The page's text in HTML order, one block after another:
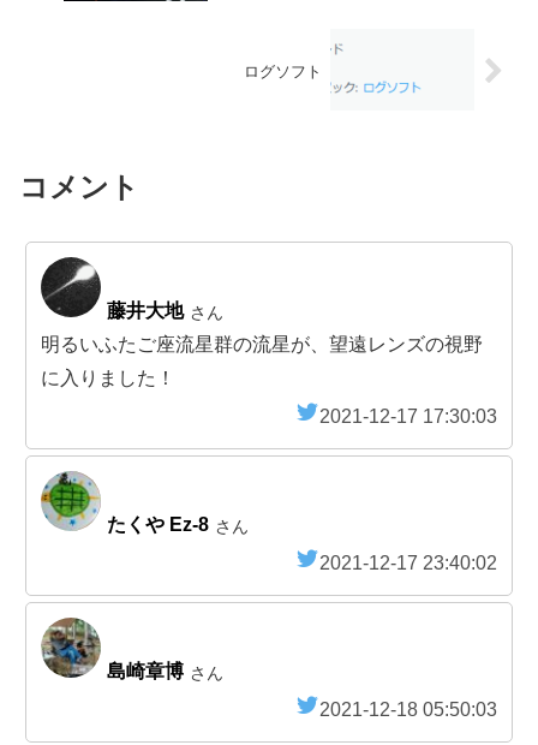
ログソフト
コメント
藤井大地 さん
明るいふたご座流星群の流星が、望遠レンズの視野
に入りました！
2021-12-17 17:30:03
たくや Ez-8 さん
2021-12-17 23:40:02
島崎章博 さん
2021-12-18 05:50:03